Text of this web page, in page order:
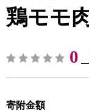
鶏モモ
0
寄附金額